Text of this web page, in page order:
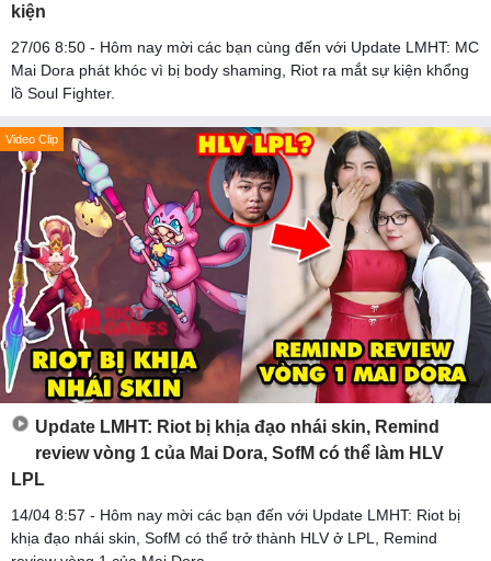
kiện
27/06 8:50 - Hôm nay mời các bạn cùng đến với Update LMHT: MC
Mai Dora phát khóc vì bị body shaming, Riot ra mắt sự kiện khổng
lồ Soul Fighter.
Video Clip
Update LMHT: Riot bị khịa đạo nhái skin, Remind
review vòng 1 của Mai Dora, SofM có thể làm HLV
LPL
14/04 8:57 - Hôm nay mời các bạn đến với Update LMHT: Riot bị
khịa đạo nhái skin, SofM có thể trở thành HLV ở LPL, Remind